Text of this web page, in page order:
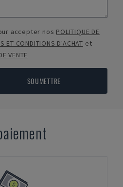
accepter nos POLITIQUE DE
ET CONDITIONS D'ACHAT et
VENTE
SOUMETTRE